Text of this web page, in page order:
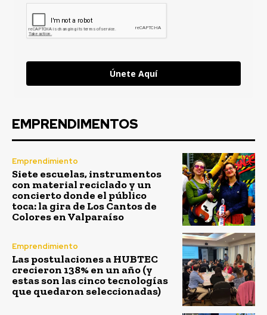
Únete Aquí
EMPRENDIMENTOS
Emprendimiento
Siete escuelas, instrumentos
con material reciclado y un
concierto donde el público
toca: la gira de Los Cantos de
Colores en Valparaíso
Emprendimiento
Las postulaciones a HUBTEC
crecieron 138% en un año (y
estas son las cinco tecnologías
que quedaron seleccionadas)